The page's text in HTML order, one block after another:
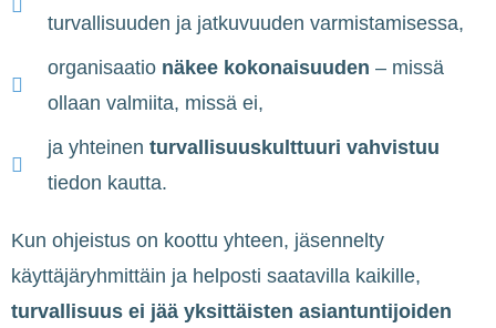
turvallisuuden ja jatkuvuuden varmistamisessa,
organisaatio näkee kokonaisuuden – missä
ollaan valmiita, missä ei,
ja yhteinen turvallisuuskulttuuri vahvistuu
tiedon kautta.
Kun ohjeistus on koottu yhteen, jäsennelty
käyttäjäryhmittäin ja helposti saatavilla kaikille,
turvallisuus ei jää yksittäisten asiantuntijoiden